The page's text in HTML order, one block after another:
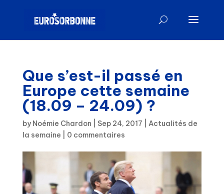
Que s’est-il passé en
Europe cette semaine
(18.09 – 24.09) ?
by Noémie Chardon Sep 24, 2017
Actualités de
la semaine
0 commentaires